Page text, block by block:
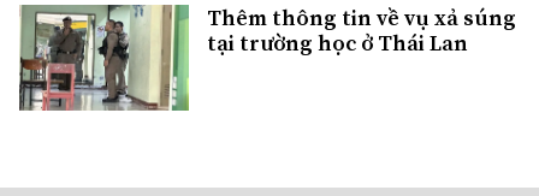
Thêm thông tin về vụ xả súng
tại trường học ở Thái Lan